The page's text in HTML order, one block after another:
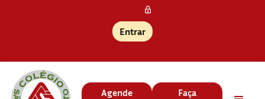
Entrar
Agende
Faça